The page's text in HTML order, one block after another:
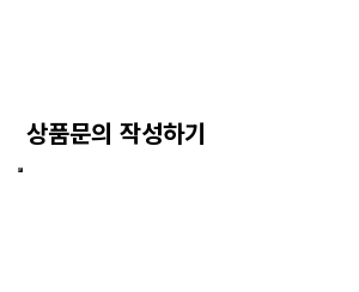
상품문의 작성하기